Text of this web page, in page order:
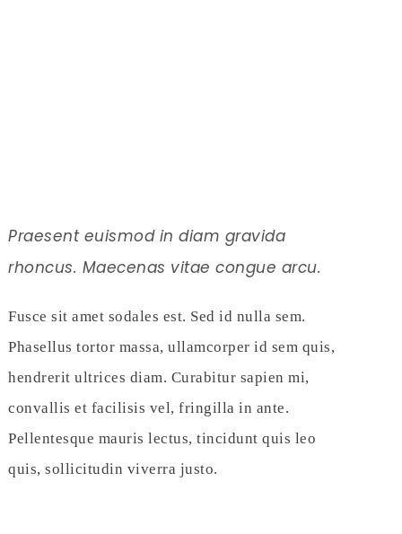
Praesent euismod in diam gravida
rhoncus. Maecenas vitae congue arcu.
Fusce sit amet sodales est. Sed id nulla sem.
Phasellus tortor massa, ullamcorper id sem quis,
hendrerit ultrices diam. Curabitur sapien mi,
convallis et facilisis vel, fringilla in ante.
Pellentesque mauris lectus, tincidunt quis leo
quis, sollicitudin viverra justo.